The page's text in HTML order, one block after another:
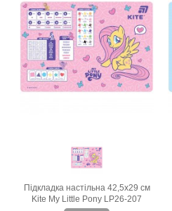
Підкладка настільна 42,5х29 см
Kite My Little Pony LP26-207